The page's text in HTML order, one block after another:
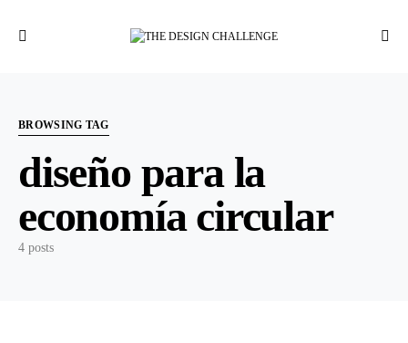
BROWSING TAG
diseño para la
economía circular
4 posts